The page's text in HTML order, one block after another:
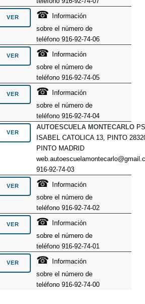
☎
Información
sobre el número de
teléfono 916-92-74-06
☎
Información
sobre el número de
teléfono 916-92-74-05
☎
Información
sobre el número de
teléfono 916-92-74-04
AUTOESCUELA MONTECARLO
ISABEL CATOLICA 13, PINTO
PINTO MADRID
916-92-74-03
☎
Información
sobre el número de
teléfono 916-92-74-02
☎
Información
sobre el número de
teléfono 916-92-74-01
☎
Información
sobre el número de
teléfono 916-92-74-00